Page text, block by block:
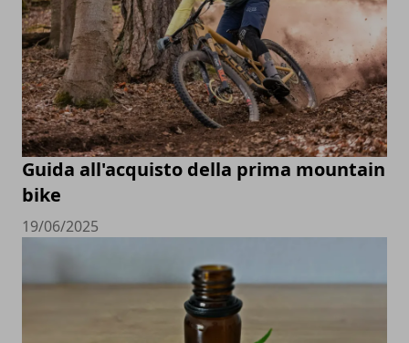
Guida all'acquisto della prima mountain
bike
19/06/2025